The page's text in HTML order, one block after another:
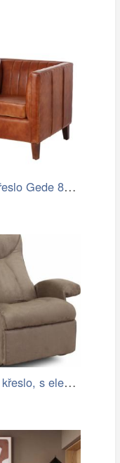
Dekoria Křeslo Gede 80x80x74cm, 80 x 80…
Relaxační křeslo, s elektrickou funkcí…